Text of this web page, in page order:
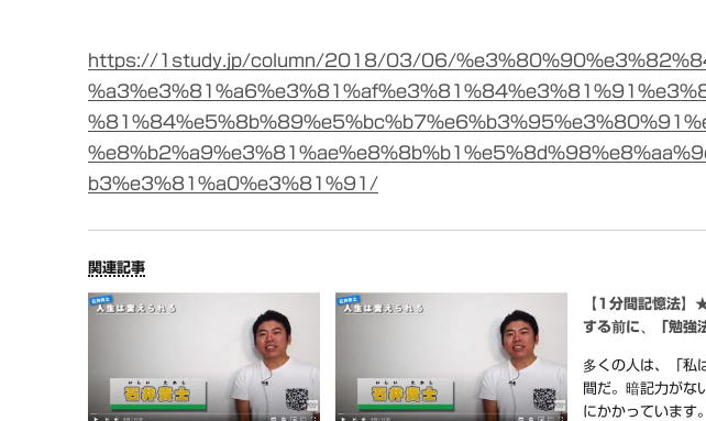
https://1study.jp/column/2018/03/06/
b3%e3%81%a0%e3%81%91/
関連記事
【1分間記憶法】
する前に、「勉強
多くの人は、「私
間だ。暗記力がな
にかかっていま